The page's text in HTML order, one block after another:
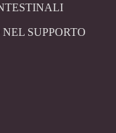
SUPPORTO